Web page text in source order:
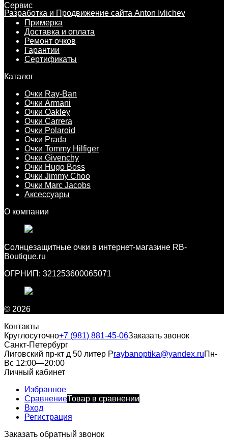
Разработка и Продвижение сайта Anton Ivlichev
Сервис
Примерка
Доставка и оплата
Ремонт очков
Гарантии
Сертификаты
Каталог
Очки Ray-Ban
Очки Armani
Очки Oakley
Очки Carrera
Очки Polaroid
Очки Prada
Очки Tommy Hilfiger
Очки Givenchy
Очки Hugo Boss
Очки Jimmy Choo
Очки Marc Jacobs
Аксессуары
О компании
Cолнцезащитные очки в интернет-магазине RB-
Boutique.ru
ОГРНИП: 321253600065071
© 2026
Контакты
Круглосуточно+7 (981) 881-45-06Заказать звонок
Санкт-Петербург
Лиговский пр-кт д 50 литер Рraybanoptika@yandex.ruПн-
Вс 12:00—20:00
Личный кабинет
Избранное
СравнениеТовар в сравнении
Вход
Регистрация
Заказать обратный звонок